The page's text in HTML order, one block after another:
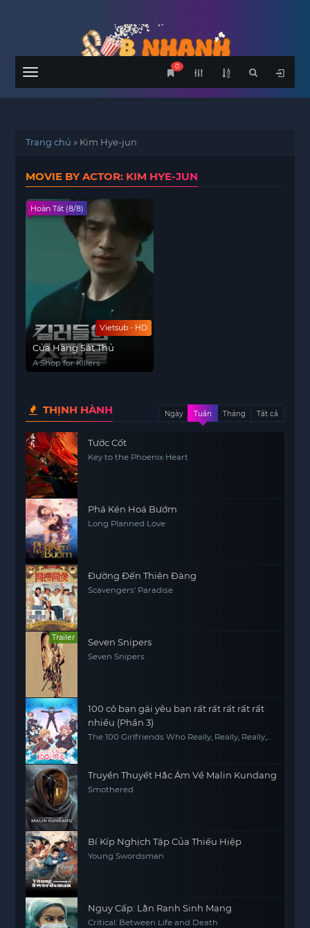
Menu
0
Trang chủ » Kim Hye-jun
MOVIE BY ACTOR: KIM HYE-JUN
Vietsub - HD
Hoàn Tất (8/8)
Cửa Hàng Sát Thủ
A Shop for Killers
THỊNH HÀNH Ngày Tuần Tháng Tất cả
Tước Cốt
Key to the Phoenix Heart
Phá Kén Hoá Bướm
Long Planned Love
Đường Đến Thiên Đàng
Scavengers' Paradise
Trailer Seven Snipers
Seven Snipers
100 cô bạn gái yêu bạn rất rất rất rất rất
nhiều (Phần 3)
The 100 Girlfriends Who Really, Really, Really,
Truyền Thuyết Hắc Ám Về Malin Kundang
Smothered
Bí Kíp Nghịch Tập Của Thiếu Hiệp
Young Swordsman
Nguy Cấp: Lằn Ranh Sinh Mạng
Critical: Between Life and Death